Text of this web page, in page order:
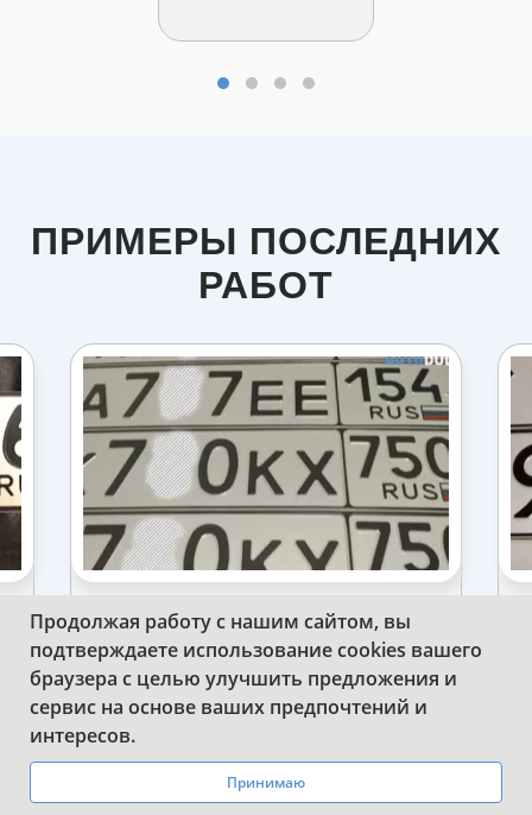
ПРИМЕРЫ ПОСЛЕДНИХ
РАБОТ
СДЕЛАЛИ ПАРУ КОМПЛЕКТОВ
ГОС.РЕГ. ЗНАКОВ НА АВТО
Продолжая работу с нашим сайтом, вы
подтверждаете использование cookies вашего
браузера с целью улучшить предложения и
сервис на основе ваших предпочтений и
интересов.
Принимаю
WhatsApp